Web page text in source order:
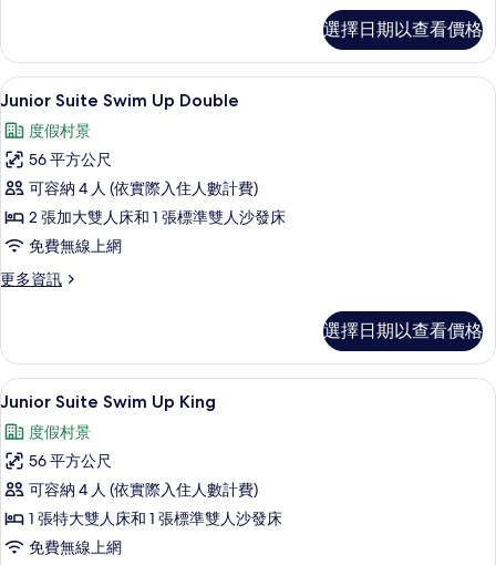
濱
(Club)
的
所
有
相
片
海
濱
(Club)
詳
情
大
雙
人
床
和
1
張
沙
發
濱
(Club,
Swim
Up)
的
所
有
相
套
房,
1
特
大
人
床
和
張
海
濱
(Club,
Up)
的
詳
情
選擇日期以查看價格
顯
示
Junior
Suite
Swim
Up
Double
的
相
片
高級寢具、羽絨被、舒適加層、免費迷
5
Junior Suite Swim Up Double
度假村景
56 平方公尺
可容納 4 人 (依實際入住人數計費)
2 張加大雙人床和 1 張標準雙人沙發床
免費無線上網
更多資訊
更
Swim
Up
Double
詳
情
選擇日期以查看價格
顯
示
Junior
Suite
Swim
Up
King
高級寢具、羽絨被、舒適加層、免費迷
5
Junior Suite Swim Up King
度假村景
56 平方公尺
可容納 4 人 (依實際入住人數計費)
1 張特大雙人床和 1 張標準雙人沙發床
免費無線上網